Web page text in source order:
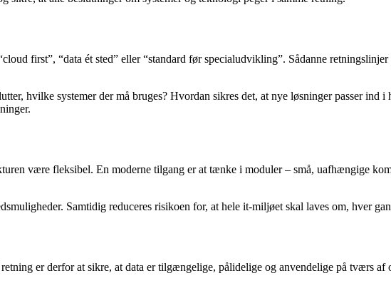
first”, “data ét sted” eller “standard før specialudvikling”. Sådanne
hvilke systemer der må bruges? Hvordan sikres det, at nye løsninger passer ind
være fleksibel. En moderne tilgang er at tænke i moduler – små, uafhængige
Samtidig reduceres risikoen for, at hele it-miljøet skal laves om, hver
er derfor at sikre, at data er tilgængelige, pålidelige og anvendelige på tværs af